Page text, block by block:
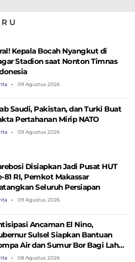
Kepala Bocah Nyangkut di
Stadion saat Nonton Timnas
09 Agustus 2026
Saudi, Pakistan, dan Turki Buat
Pertahanan Mirip NATO
09 Agustus 2026
Disiapkan Jadi Pusat HUT
81 RI, Pemkot Makassar
Seluruh Persiapan
09 Agustus 2026
Ancaman El Nino,
Sulsel Siapkan Bantuan
Air dan Sumur Bor Bagi Lahan
08 Agustus 2026